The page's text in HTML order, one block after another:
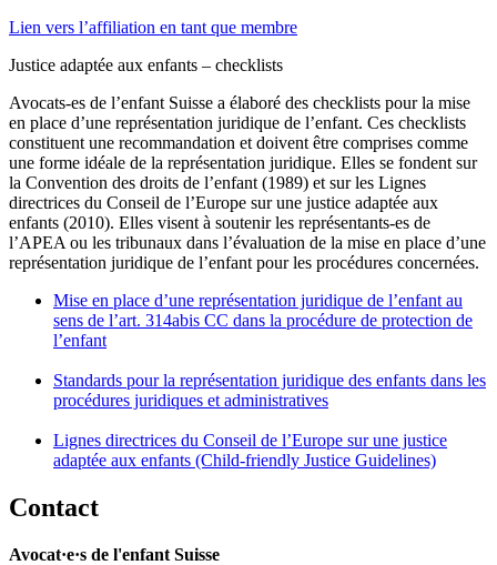
Lien vers l’affiliation en tant que membre
Justice adaptée aux enfants – checklists
Avocats-es de l’enfant Suisse a élaboré des checklists pour la mise
en place d’une représentation juridique de l’enfant. Ces checklists
constituent une recommandation et doivent être comprises comme
une forme idéale de la représentation juridique. Elles se fondent sur
la Convention des droits de l’enfant (1989) et sur les Lignes
directrices du Conseil de l’Europe sur une justice adaptée aux
enfants (2010). Elles visent à soutenir les représentants-es de
l’APEA ou les tribunaux dans l’évaluation de la mise en place d’une
représentation juridique de l’enfant pour les procédures concernées.
Mise en place d’une représentation juridique de l’enfant au
sens de l’art. 314abis CC dans la procédure de protection de
l’enfant
Standards pour la représentation juridique des enfants dans les
procédures juridiques et administratives
Lignes directrices du Conseil de l’Europe sur une justice
adaptée aux enfants (Child-friendly Justice Guidelines)
Contact
Avocat·e·s de l'enfant Suisse